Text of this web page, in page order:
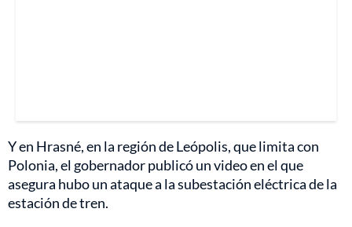
Y en Hrasné, en la región de Leópolis, que limita con
Polonia, el gobernador publicó un video en el que
asegura hubo un ataque a la subestación eléctrica de la
estación de tren.